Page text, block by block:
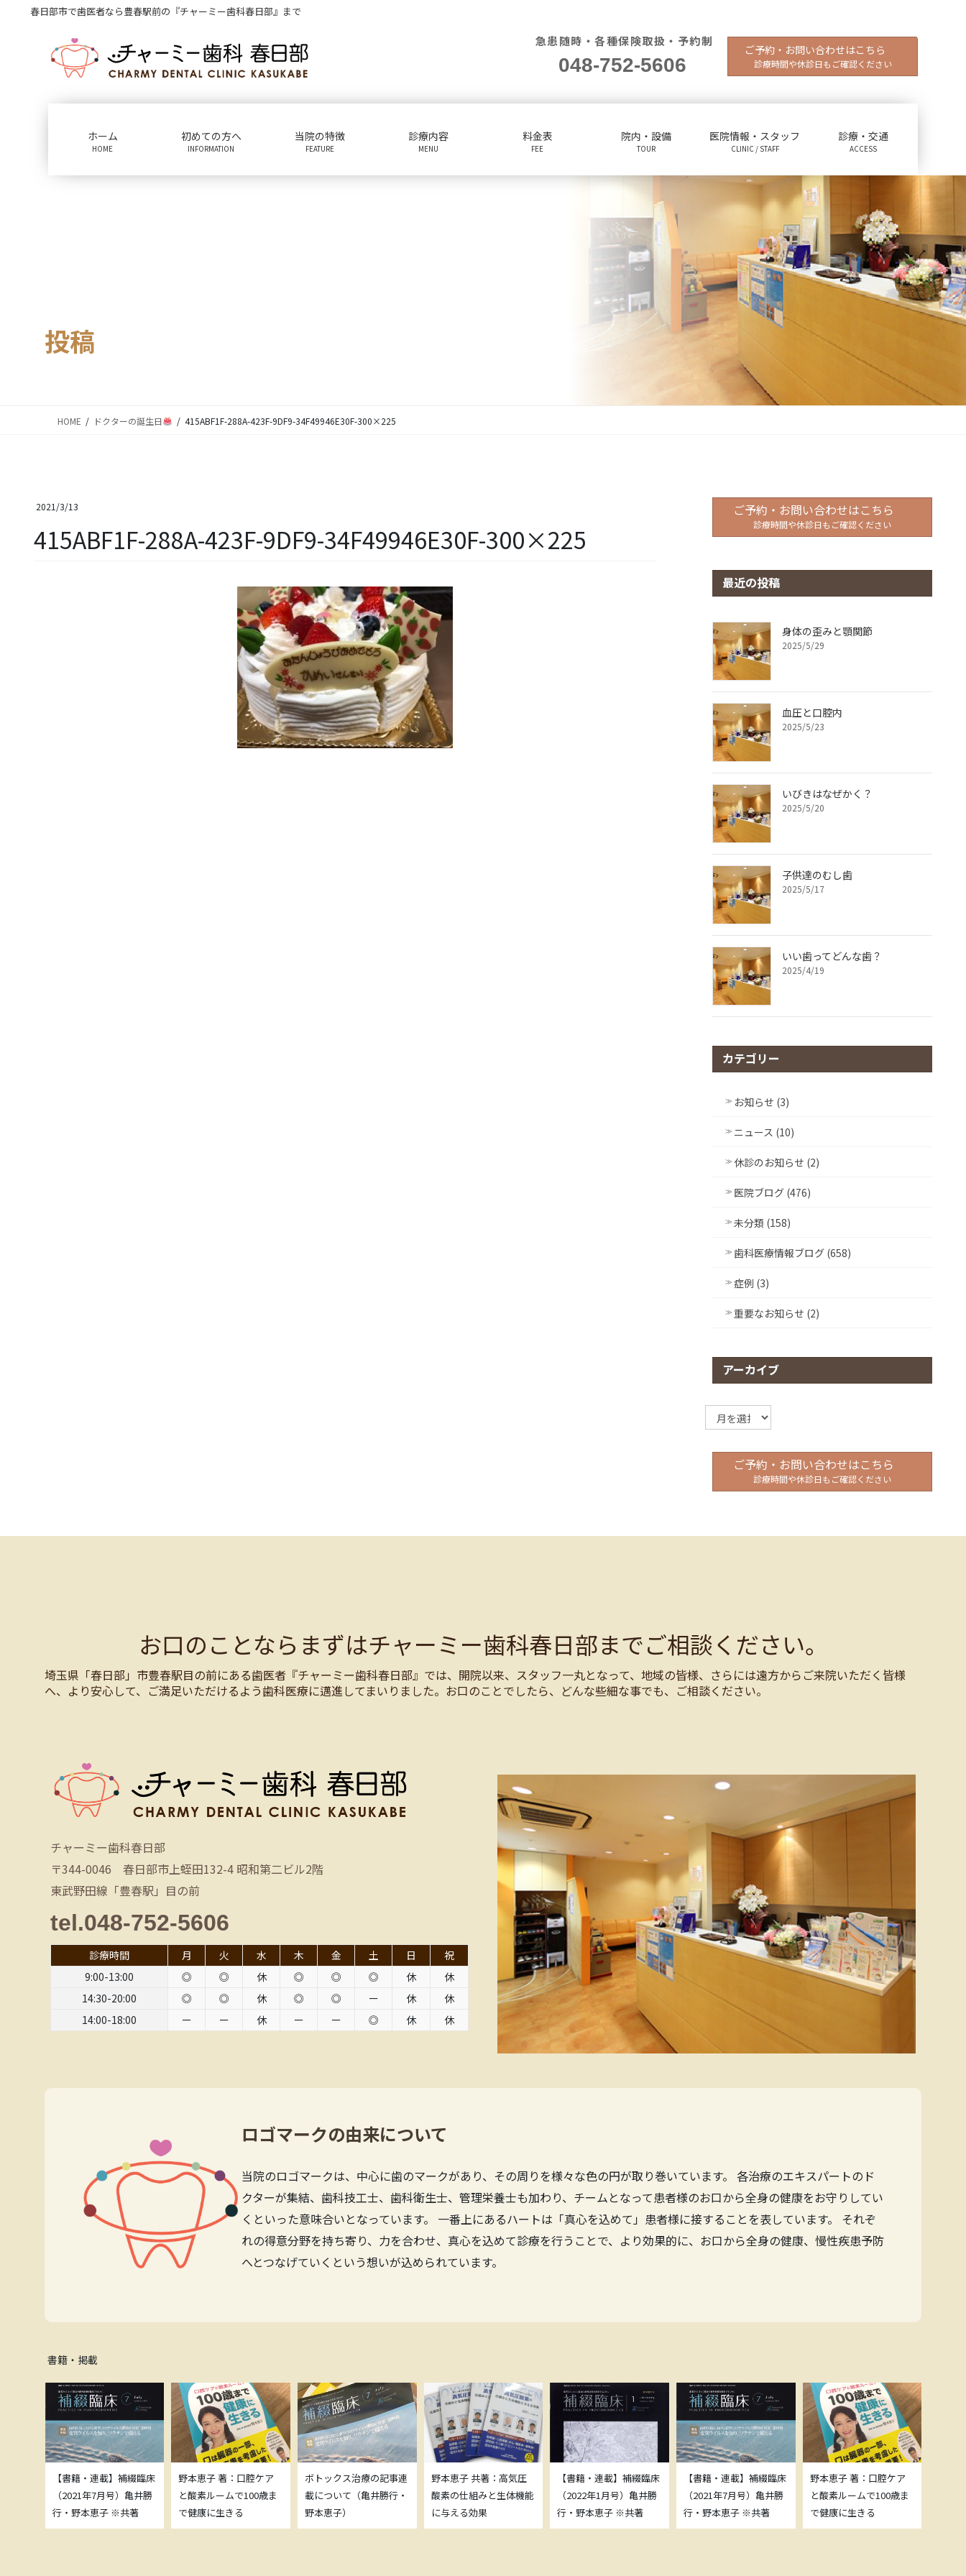
春日部市で歯医者なら豊春駅前の『チャーミー歯科春日部』まで
急患随時・各種保険取扱・予約制
048-752-5606
ご予約・お問い合わせはこちら
診療時間や休診日もご確認ください
ホーム
HOME
初めての方へ
INFORMATION
当院の特徴
FEATURE
診療内容
MENU
料金表
FEE
院内・設備
TOUR
医院情報・スタッフ
CLINIC / STAFF
診療・交通
ACCESS
投稿
HOME ドクターの誕生日 415ABF1F-288A-423F-9DF9-34F49946E30F-300×225
2021/3/13
415ABF1F-288A-423F-9DF9-34F49946E30F-300×225
ご予約・お問い合わせはこちら
診療時間や休診日もご確認ください
最近の投稿
身体の歪みと顎関節
2025/5/29
血圧と口腔内
2025/5/23
いびきはなぜかく？
2025/5/20
子供達のむし歯
2025/5/17
いい歯ってどんな歯？
2025/4/19
カテゴリー
お知らせ (3)
ニュース (10)
休診のお知らせ (2)
医院ブログ (476)
未分類 (158)
歯科医療情報ブログ (658)
症例 (3)
重要なお知らせ (2)
アーカイブ
ア
ー
イ
ご予約・お問い合わせはこちら
診療時間や休診日もご確認ください
お口のことならまずはチャーミー歯科春日部までご相談ください。
埼玉県「春日部」市豊春駅目の前にある歯医者『チャーミー歯科春日部』では、開院以来、スタッフ一丸となって、地域の皆様、さらには遠方からご来院いただく皆様
へ、より安心して、ご満足いただけるよう歯科医療に邁進してまいりました。お口のことでしたら、どんな些細な事でも、ご相談ください。
チャーミー歯科春日部
〒344-0046 春日部市上蛭田132-4 昭和第二ビル2階
東武野田線「豊春駅」目の前
tel.048-752-5606
診療時間 月 火 水 木 金 土 日
祝
9:00-13:00
◎ ◎ 休 ◎ ◎ ◎ 休
休
14:30-20:00
◎ ◎ 休 ◎ ◎ ー 休
休
14:00-18:00
ー ー 休 ー ー ◎ 休 休
ロゴマークの由来について
当院のロゴマークは、中心に歯のマークがあり、その周りを様々な色の円が取り巻いています。 各治療のエキスパートのド
クターが集結、歯科技工士、歯科衛生士、管理栄養士も加わり、チームとなって患者様のお口から全身の健康をお守りしてい
くといった意味合いとなっています。 一番上にあるハートは「真心を込めて」患者様に接することを表しています。 それぞ
れの得意分野を持ち寄り、力を合わせ、真心を込めて診療を行うことで、より効果的に、お口から全身の健康、慢性疾患予防
へとつなげていくという想いが込められています。
書籍・掲載
【書籍・連載】補綴臨床
（2021年7月号）亀井勝
行・野本恵子 ※共著
野本恵子 著：口腔ケア
と酸素ルームで100歳ま
で健康に生きる
ボトックス治療の記事連
載について（亀井勝行・
野本恵子）
野本恵子 共著：高気圧
酸素の仕組みと生体機能
に与える効果
【書籍・連載】補綴臨床
（2022年1月号）亀井勝
行・野本恵子 ※共著
【書籍・連載】補綴臨床
（2021年7月号）亀井勝
行・野本恵子 ※共著
野本恵子 著：口腔ケア
と酸素ルームで100歳ま
で健康に生きる